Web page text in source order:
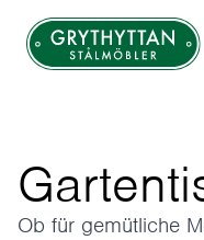
Ob für gemütliche